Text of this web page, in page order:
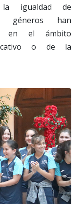
igualdad de
géneros han
en el ámbito
o de la